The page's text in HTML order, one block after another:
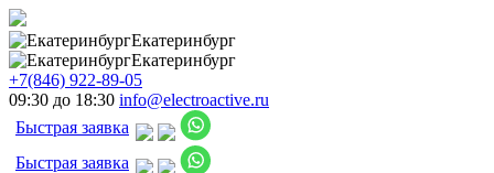
Екатеринбург
Екатеринбург
+7(846) 922-89-05
09:30 до 18:30 info@electroactive.ru
Быстрая заявка
Быстрая заявка